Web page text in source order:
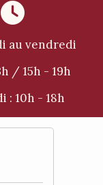

au vendredi
/ 15h - 19h
: 10h - 18h